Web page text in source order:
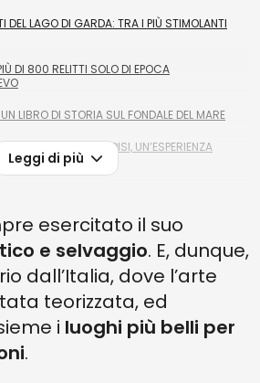
DEL LAGO DI GARDA: TRA I PIÙ STIMOLANTI
DI 800 RELITTI SOLO DI EPOCA
LIBRO DI STORIA SUL FONDALE DEL MARE
TREMITI A BRINDISI, UN’ESPERIENZA
Leggi di più
esercitato il suo
e selvaggio. E, dunque,
dall’Italia, dove l’arte
teorizzata, ed
i luoghi più belli per
.